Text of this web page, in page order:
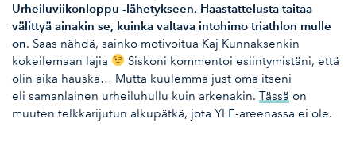
Urheiluviikonloppu -lähetykseen. Haastattelusta taitaa
välittyä ainakin se, kuinka valtava intohimo triathlon mulle
on. Saas nähdä, sainko motivoitua Kaj Kunnaksenkin
kokeilemaan lajia
Siskoni kommentoi esiintymistäni, että
olin aika hauska… Mutta kuulemma just oma itseni
eli samanlainen urheiluhullu kuin arkenakin. Tässä on
muuten telkkarijutun alkupätkä, jota YLE-areenassa ei ole.